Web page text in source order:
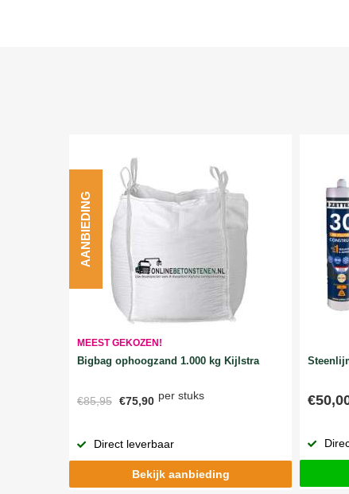
MEEST GEKOZEN!
Bigbag ophoogzand 1.000 kg Kijlstra
€85,95 €75,90 per stuks
AANBIEDING
Direct leverbaar
Bekijk aanbieding